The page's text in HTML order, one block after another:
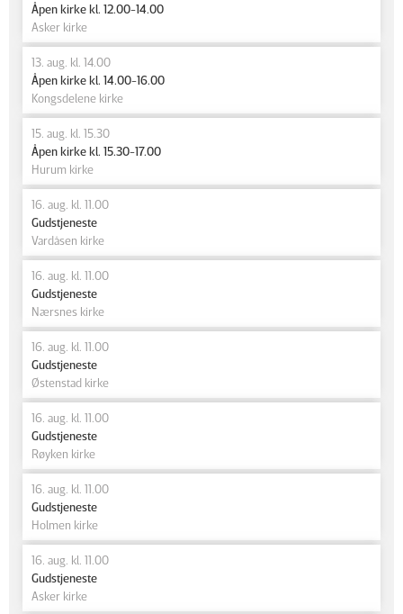
Åpen kirke kl. 12.00-14.00
Asker kirke
13. aug. kl. 14.00
Åpen kirke kl. 14.00-16.00
Kongsdelene kirke
15. aug. kl. 15.30
Åpen kirke kl. 15.30-17.00
Hurum kirke
16. aug. kl. 11.00
Gudstjeneste
Vardåsen kirke
16. aug. kl. 11.00
Gudstjeneste
Nærsnes kirke
16. aug. kl. 11.00
Gudstjeneste
Østenstad kirke
16. aug. kl. 11.00
Gudstjeneste
Røyken kirke
16. aug. kl. 11.00
Gudstjeneste
Holmen kirke
16. aug. kl. 11.00
Gudstjeneste
Asker kirke